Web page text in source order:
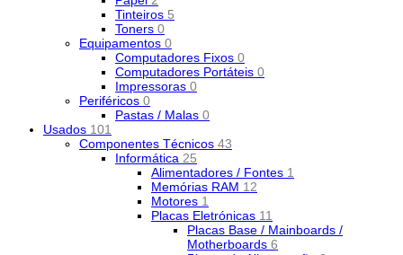
Tinteiros 5
Toners 0
Equipamentos 0
Computadores Fixos 0
Computadores Portáteis 0
Impressoras 0
Periféricos 0
Pastas / Malas 0
Usados 101
Componentes Técnicos 43
Informática 25
Alimentadores / Fontes 1
Memórias RAM 12
Motores 1
Placas Eletrónicas 11
Placas Base / Mainboards /
Motherboards 6